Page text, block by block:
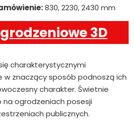
830, 2230, 2430 mm
3D
charakterystycznymi
w znaczący sposób podnoszą ich
charakter. Świetnie
na ogrodzeniach posesji
publicznych.